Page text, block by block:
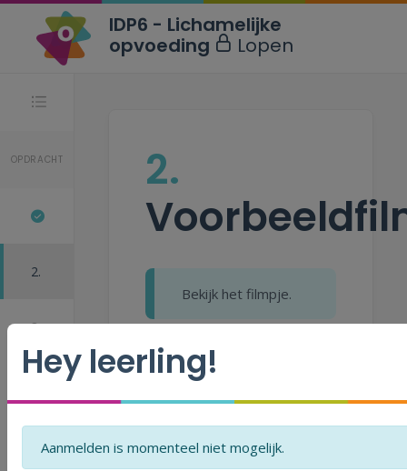
OPDRACHT
2.
3.
2.
Bekijk het filmpje.
IDP6 - Lichamelijke
opvoeding
Lopen
Hey leerling!
Aanmelden is momenteel niet mogelijk.